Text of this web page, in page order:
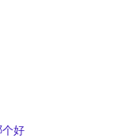
好